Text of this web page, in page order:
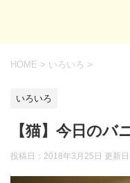
HOME > いろいろ >
いろいろ
【猫】今日のバ
投稿日：2018年3月25日 更新日